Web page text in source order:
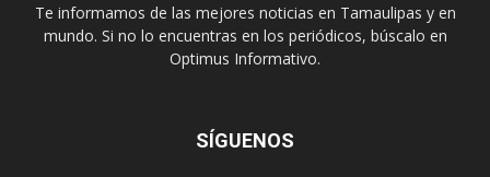
Te informamos de las mejores noticias en Tamaulipas y en
mundo. Si no lo encuentras en los periódicos, búscalo en
Optimus Informativo.
SÍGUENOS